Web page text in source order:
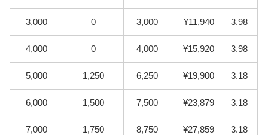
3,000 0 3,000 ¥11,940 3.98
4,000 0 4,000 ¥15,920 3.98
5,000 1,250 6,250 ¥19,900 3.18
6,000 1,500 7,500 ¥23,879 3.18
7,000 1,750 8,750 ¥27,859 3.18